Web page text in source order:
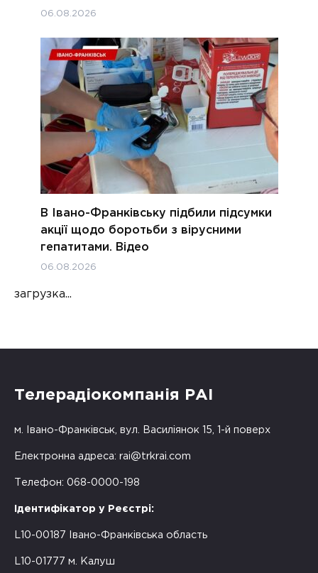
06.08.2026
В Івано-Франківську підбили підсумки
акції щодо боротьби з вірусними
гепатитами. Відео
06.08.2026
загрузка...
Телерадіокомпанія РАІ
м. Івано-Франківськ, вул. Василіянок 15, 1-й поверх
Електронна адреса: rai@trkrai.com
Телефон: 068-0000-198
Ідентифікатор у Реєстрі:
L10-00187 Івано-Франківська область
L10-01777 м. Калуш